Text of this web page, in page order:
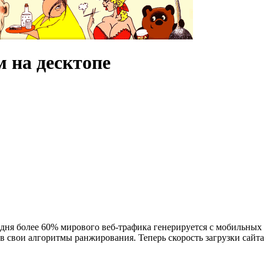
на десктопе
более 60% мирового веб-трафика генерируется с мобильных
алгоритмы ранжирования. Теперь скорость загрузки сайта